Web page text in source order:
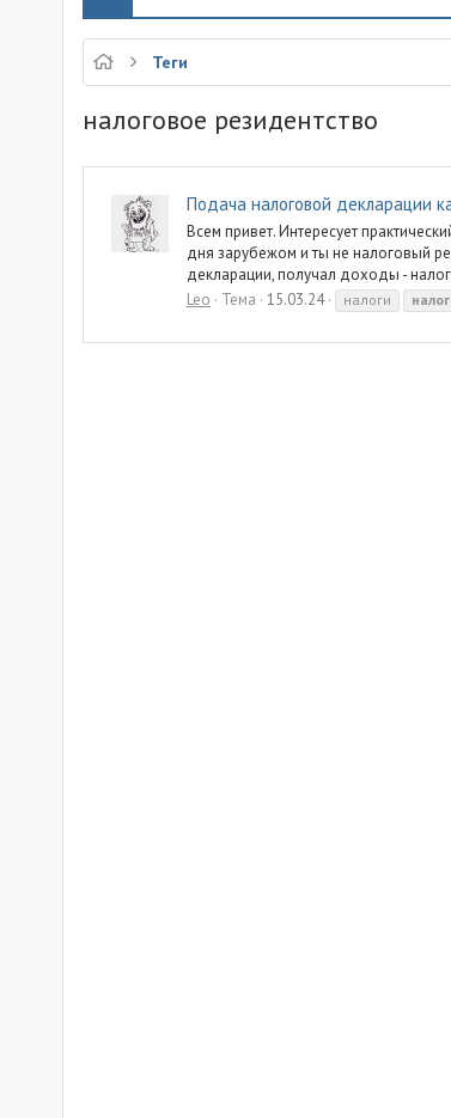
Теги
налоговое резидентство
Подача налоговой декларации
Всем привет. Интересует
дня зарубежом и ты не налоговый
декларации, получал доходы -
Leo
Тема 15.03.24 налоги